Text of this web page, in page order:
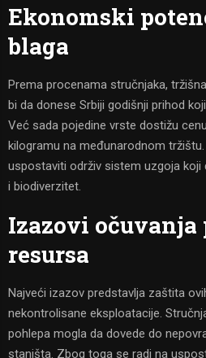
Ekonomski
blaga
Prema procenama stručnjaka,
bi da donese Srbiji godišnji prihod
Već sada pojedine vrste dostižu
kilogramu na međunarodnom
uspostaviti održiv sistem uzgoja
i biodiverzitet.
Izazovi
resursa
Najveći izazov predstavlja zaštita
nekontrolisane eksploatacije.
pohlepa mogla da dovede do
staništa. Zbog toga se radi na